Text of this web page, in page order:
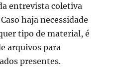
entrevista coletiva
haja necessidade
tipo de material, é
arquivos para
presentes.